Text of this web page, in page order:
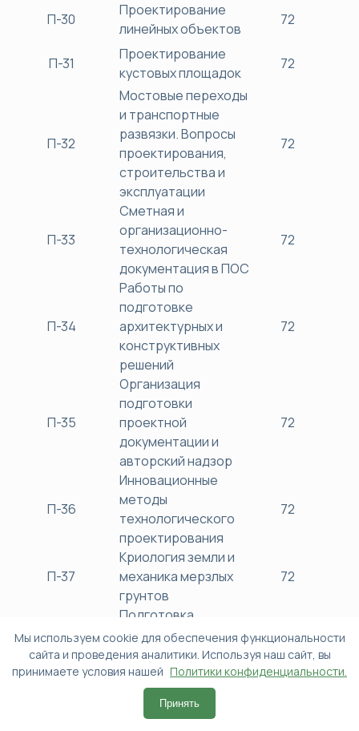
П-30
Проектирование
линейных объектов
72
П-31
Проектирование
кустовых площадок
72
П-32
Мостовые переходы
и транспортные
развязки. Вопросы
проектирования,
строительства и
эксплуатации
72
П-33
Сметная и
организационно-
технологическая
документация в ПОС
72
П-34
Работы по
подготовке
архитектурных и
конструктивных
решений
72
П-35
Организация
подготовки
проектной
документации и
авторский надзор
72
П-36
Инновационные
методы
технологического
проектирования
72
П-37
Криология земли и
механика мерзлых
грунтов
72
П-38
Подготовка
проектной
документации
объектов
капитального
строительства
72
Мы используем cookie для обеспечения функциональности
сайта и проведения аналитики. Используя наш сайт, вы
принимаете условия нашей Политики конфиденциальности.
Принять